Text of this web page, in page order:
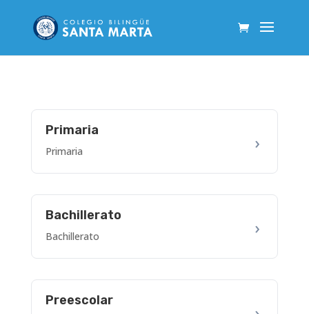
Primaria
Primaria
Bachillerato
Bachillerato
Preescolar